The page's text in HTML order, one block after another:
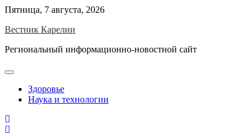
Skip
content
Пятница, 7 августа, 2026
Вестник Карелии
Региональный информационно-новостной сайт
Здоровье
Наука и технологии